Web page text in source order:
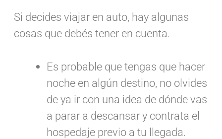
Si decides viajar en auto, hay algunas
cosas que debés tener en cuenta.
Es probable que tengas que hacer
noche en algún destino, no olvides
de ya ir con una idea de dónde vas
a parar a descansar y contrata el
hospedaje previo a tu llegada.